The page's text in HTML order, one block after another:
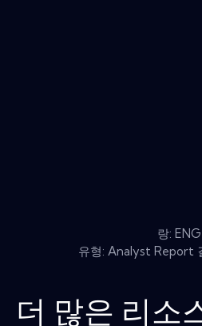
랑: ENG
유형: Analyst Report
더 많은 리소